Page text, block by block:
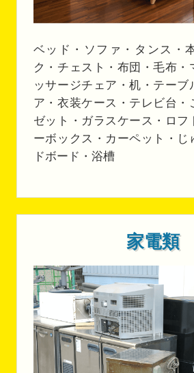
ベッド・ソファ・タンス・
ク・チェスト・布団・毛布・
ッサージチェア・机・テーブ
ア・衣装ケース・テレビ台・
ゼット・ガラスケース・ロフ
ーボックス・カーペット・じ
ドボード・浴槽
家電類